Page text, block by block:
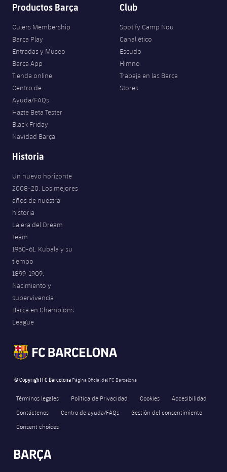
Productos Barça
Culers Membership
Barça Play
Entradas y Museo
Barça App
Tienda online
Centro de
Ayuda/FAQs
Hazte Beta Tester
Black Friday
Navidad Barça
Club
Spotify Camp Nou
Canal ético
Escudo
Himno
Trabaja en las Barça
Stores
Historia
Un nuevo horizonte
2008-20. Los mejores
años de nuestra
historia
La era del Dream
Team
1950-61. Kubala y su
tiempo
1899-1909.
Nacimiento y
supervivencia
Barça en Champions
League
© Copyright FC Barcelona Página Oficial del FC Barcelona
Términos legales Política de Privacidad Cookies
Accesibilidad
Contáctenos
Centro de ayuda/FAQs
Gestión del consentimiento
Consent choices